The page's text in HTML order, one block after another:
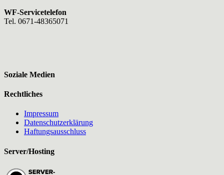
WF-Servicetelefon
Tel. 0671-48365071
Soziale Medien
Rechtliches
Impressum
Datenschutzerklärung
Haftungsausschluss
Server/Hosting